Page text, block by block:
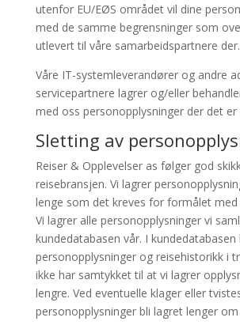
utenfor EU/EØS området vil dine
med de samme begrensninger som
utlevert til våre samarbeidspartnere der.
Våre IT-systemleverandører og andre
servicepartnere lagrer og/eller
med oss personopplysninger der det er
Sletting av
Reiser & Opplevelser as følger god
reisebransjen. Vi lagrer
lenge som det kreves for formålet med
Vi lagrer alle personopplysninger vi
kundedatabasen vår. I kundedatabasen
personopplysninger og reisehistorikk i
ikke har samtykket til at vi lagrer
lengre. Ved eventuelle klager eller
personopplysninger bli lagret lenger